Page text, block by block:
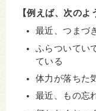
【例えば、次のよ
最近、つまづ
ふらついてい
ている
体力が落ちた
最近、もの忘